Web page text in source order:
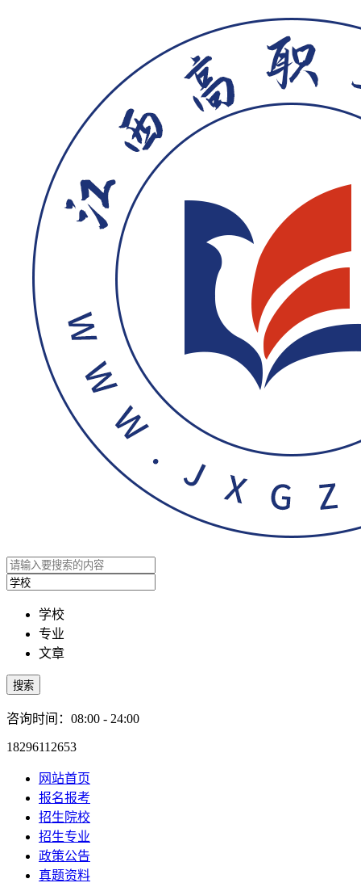
学校
专业
文章
搜索
咨询时间：08:00 - 24:00
18296112653
网站首页
报名报考
招生院校
招生专业
政策公告
真题资料